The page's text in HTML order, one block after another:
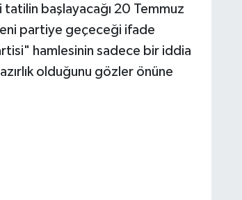
tatilin başlayacağı 20 Temmuz
partiye geçeceği ifade
hamlesinin sadece bir iddia
olduğunu gözler önüne